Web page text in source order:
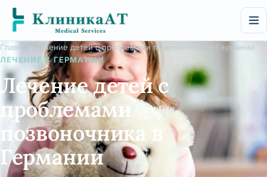
Перейти
содержимому
Главная
Лечение детей с проблемами позвоночника в Германии
ЛЕЧЕНИЕ В ГЕРМАНИИ
Лечение детей с
проблемами
позвоночника в
Германии